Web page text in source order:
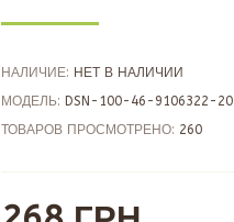
НАЛИЧИЕ: НЕТ В НАЛИЧИИ
МОДЕЛЬ: DSN-100-46-9106322-20
ТОВАРОВ ПРОСМОТРЕНО: 260